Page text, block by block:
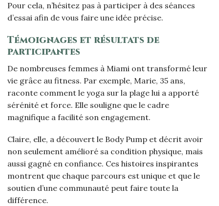
Pour cela, n’hésitez pas à participer à des séances
d’essai afin de vous faire une idée précise.
Témoignages et résultats de
participantes
De nombreuses femmes à Miami ont transformé leur
vie grâce au fitness. Par exemple, Marie, 35 ans,
raconte comment le yoga sur la plage lui a apporté
sérénité et force. Elle souligne que le cadre
magnifique a facilité son engagement.
Claire, elle, a découvert le Body Pump et décrit avoir
non seulement amélioré sa condition physique, mais
aussi gagné en confiance. Ces histoires inspirantes
montrent que chaque parcours est unique et que le
soutien d’une communauté peut faire toute la
différence.